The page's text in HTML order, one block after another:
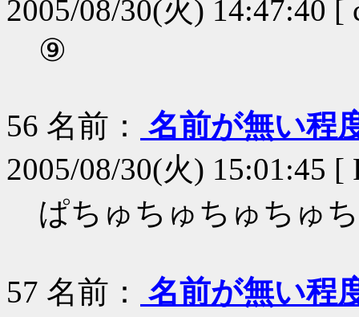
2005/08/30(火) 14:47:40 [
⑨
56 名前：
名前が無い程
2005/08/30(火) 15:01:45
ぱちゅちゅちゅちゅ
57 名前：
名前が無い程